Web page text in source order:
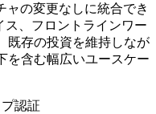
の変更なしに統合でき
ス、フロントラインワー
既存の投資を維持しなが
を含む幅広いユースケー
認証